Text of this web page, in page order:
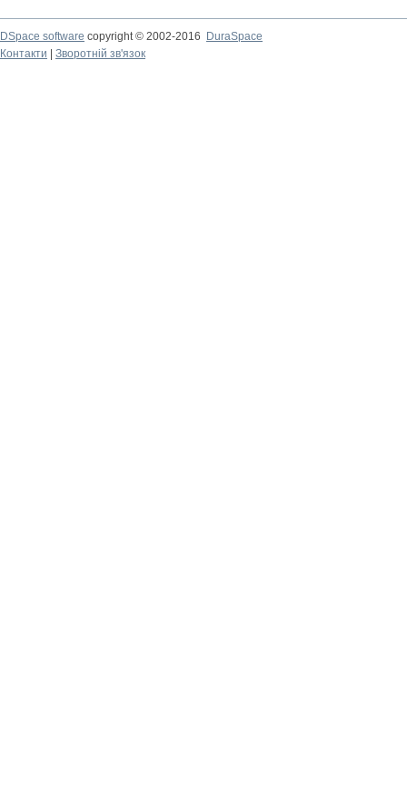
DSpace software copyright © 2002-2016
DuraSpace
Контакти
Зворотній зв'язок